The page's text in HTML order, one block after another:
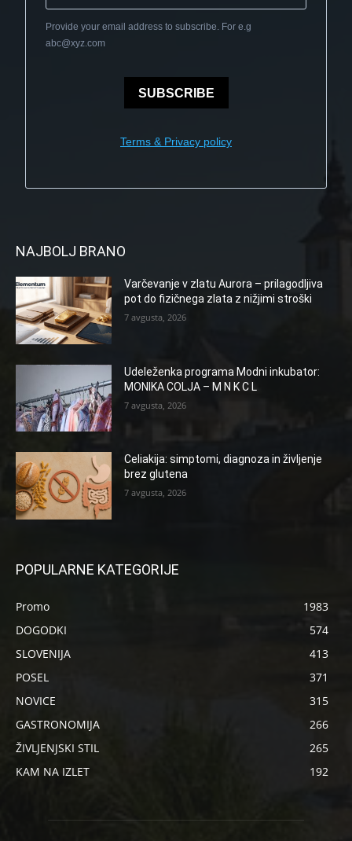
Provide your email address to subscribe. For e.g
abc@xyz.com
SUBSCRIBE
Terms & Privacy policy
NAJBOLJ BRANO
Varčevanje v zlatu Aurora – prilagodljiva
pot do fizičnega zlata z nižjimi stroški
7 avgusta, 2026
Udeleženka programa Modni inkubator:
MONIKA COLJA – M N K C L
7 avgusta, 2026
Celiakija: simptomi, diagnoza in življenje
brez glutena
7 avgusta, 2026
POPULARNE KATEGORIJE
Promo
1983
DOGODKI
574
SLOVENIJA
413
POSEL
371
NOVICE
315
GASTRONOMIJA
266
ŽIVLJENJSKI STIL
265
KAM NA IZLET
192